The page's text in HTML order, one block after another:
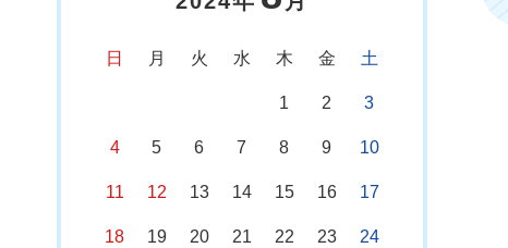
日 月 火 水 木 金 土
1 2 3
4 5 6 7 8 9 10
11 12 13 14 15 16 17
18 19 20 21 22 23 24